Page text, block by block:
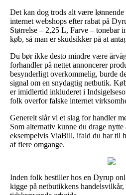
Det kan dog trods alt være
internet webshops efter rabat på
Størrelse – 2,25 L, Farve – tonebar
køb, så man er skudsikker på at
Du bør ikke desto mindre være
forhandler på nettet annoncerer
besynderligt overkommelig, burde
signal om en snydagtig netbutik.
er imidlertid inkluderet i
folk overfor falske internet
Generelt slår vi et slag for handler
Som alternativ kunne du drage
eksempelvis ViaBill, ifald du har til
af flere omgange.
Inden folk bestiller hos en Dyrup
kigge på netbutikkens handelsvilkår,